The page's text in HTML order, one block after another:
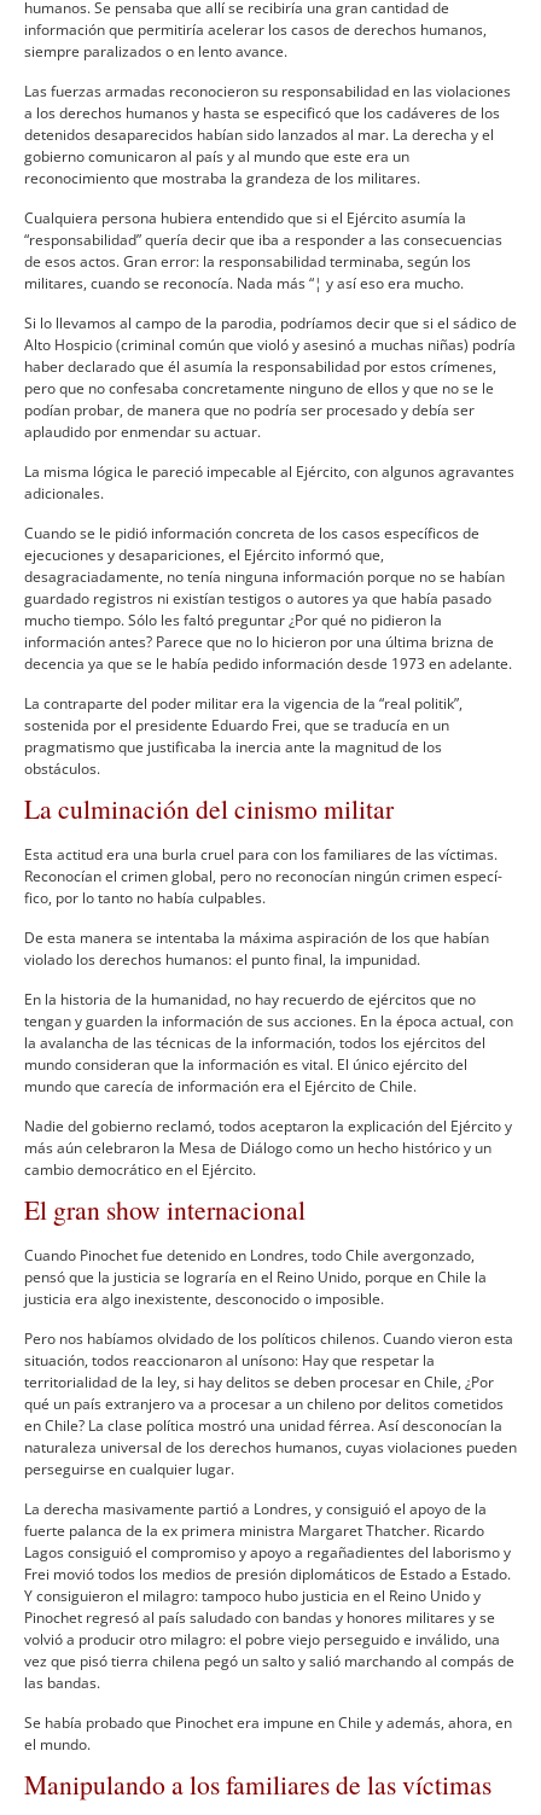
humanos. Se pensaba que allí­ se recibirí­a una gran cantidad de
información que permitirí­a acelerar los casos de derechos humanos,
siempre paralizados o en lento avance.
Las fuerzas armadas reconocieron su responsabilidad en las violaciones
a los derechos humanos y hasta se especificó que los cadáveres de los
detenidos desaparecidos habí­an sido lanzados al mar. La derecha y el
gobierno comunicaron al paí­s y al mundo que este era un
reconocimiento que mostraba la grandeza de los militares.
Cualquiera persona hubiera entendido que si el Ejército asumí­a la
“responsabilidad” querí­a decir que iba a responder a las consecuencias
de esos actos. Gran error: la responsabilidad terminaba, según los
militares, cuando se reconocí­a. Nada más “¦ y así­ eso era mucho.
Si lo llevamos al campo de la parodia, podrí­amos decir que si el sádico de
Alto Hospicio (criminal común que violó y asesinó a muchas niñas) podrí­a
haber declarado que él asumí­a la responsabilidad por estos crí­menes,
pero que no confesaba concretamente ninguno de ellos y que no se le
podí­an probar, de manera que no podrí­a ser procesado y debí­a ser
aplaudido por enmendar su actuar.
La misma lógica le pareció impecable al Ejército, con algunos agravantes
adicionales.
Cuando se le pidió información concreta de los casos especí­ficos de
ejecuciones y desapariciones, el Ejército informó que,
desagraciadamente, no tení­a ninguna información porque no se habí­an
guardado registros ni existí­an testigos o autores ya que habí­a pasado
mucho tiempo. Sólo les faltó preguntar ¿Por qué no pidieron la
información antes? Parece que no lo hicieron por una última brizna de
decencia ya que se le habí­a pedido información desde 1973 en adelante.
La contraparte del poder militar era la vigencia de la “real politik”,
sostenida por el presidente Eduardo Frei, que se traducí­a en un
pragmatismo que justificaba la inercia ante la magnitud de los
obstáculos.
La culminación del cinismo militar
Esta actitud era una burla cruel para con los familiares de las ví­ctimas.
Reconocí­an el crimen global, pero no reconocí­an ningún crimen especí­
fico, por lo tanto no habí­a culpables.
De esta manera se intentaba la máxima aspiración de los que habí­an
violado los derechos humanos: el punto final, la impunidad.
En la historia de la humanidad, no hay recuerdo de ejércitos que no
tengan y guarden la información de sus acciones. En la época actual, con
la avalancha de las técnicas de la información, todos los ejércitos del
mundo consideran que la información es vital. El único ejército del
mundo que carecí­a de información era el Ejército de Chile.
Nadie del gobierno reclamó, todos aceptaron la explicación del Ejército y
más aún celebraron la Mesa de Diálogo como un hecho histórico y un
cambio democrático en el Ejército.
El gran show internacional
Cuando Pinochet fue detenido en Londres, todo Chile avergonzado,
pensó que la justicia se lograrí­a en el Reino Unido, porque en Chile la
justicia era algo inexistente, desconocido o imposible.
Pero nos habí­amos olvidado de los polí­ticos chilenos. Cuando vieron esta
situación, todos reaccionaron al uní­sono: Hay que respetar la
territorialidad de la ley, si hay delitos se deben procesar en Chile, ¿Por
qué un paí­s extranjero va a procesar a un chileno por delitos cometidos
en Chile? La clase polí­tica mostró una unidad férrea. Así­ desconocí­an la
naturaleza universal de los derechos humanos, cuyas violaciones pueden
perseguirse en cualquier lugar.
La derecha masivamente partió a Londres, y consiguió el apoyo de la
fuerte palanca de la ex primera ministra Margaret Thatcher. Ricardo
Lagos consiguió el compromiso y apoyo a regañadientes del laborismo y
Frei movió todos los medios de presión diplomáticos de Estado a Estado.
Y consiguieron el milagro: tampoco hubo justicia en el Reino Unido y
Pinochet regresó al paí­s saludado con bandas y honores militares y se
volvió a producir otro milagro: el pobre viejo perseguido e inválido, una
vez que pisó tierra chilena pegó un salto y salió marchando al compás de
las bandas.
Se habí­a probado que Pinochet era impune en Chile y además, ahora, en
el mundo.
Manipulando a los familiares de las ví­ctimas